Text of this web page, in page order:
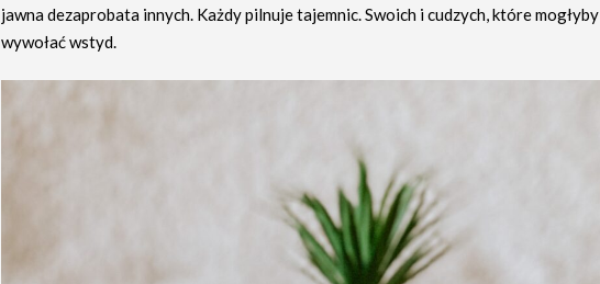
jawna dezaprobata innych. Każdy pilnuje tajemnic. Swoich i cudzych, które mogłyby
wywołać wstyd.